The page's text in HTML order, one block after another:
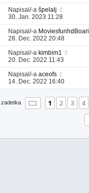
Napisal/-a špelalj
30. Jan. 2023 11:28
Napisal/-a MoviesfunhdBoari
28. Dec. 2022 20:48
Napisal/-a kimbim1
20. Dec. 2022 11:43
Napisal/-a aceofs
14. Dec. 2022 16:40
zadetka Stran 1od34
1 2 3 4